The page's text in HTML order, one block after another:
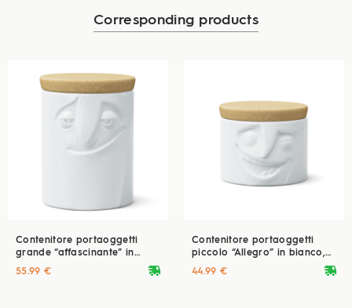
Corresponding products
Contenitore portaoggetti
grande “affascinante” in
bianco, 1700 ml
deliveryvan
55.99 €
Contenitore portaoggetti
piccolo “Allegro” in bianco,
900 ml
deliveryvan
44.99 €